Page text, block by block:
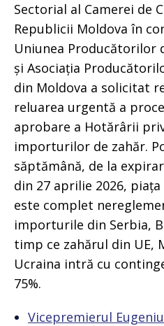
Sectorial al Camerei de
Republicii Moldova în
Uniunea Producătorilor
și Asociația
din Moldova a solicitat
reluarea urgentă a
aprobare a Hotărârii
importurilor de zahăr.
săptămână, de la
din 27 aprilie 2026,
este complet
importurile din Serbia,
timp ce zahărul din UE,
Ucraina intră cu
75%.
Vicepremierul